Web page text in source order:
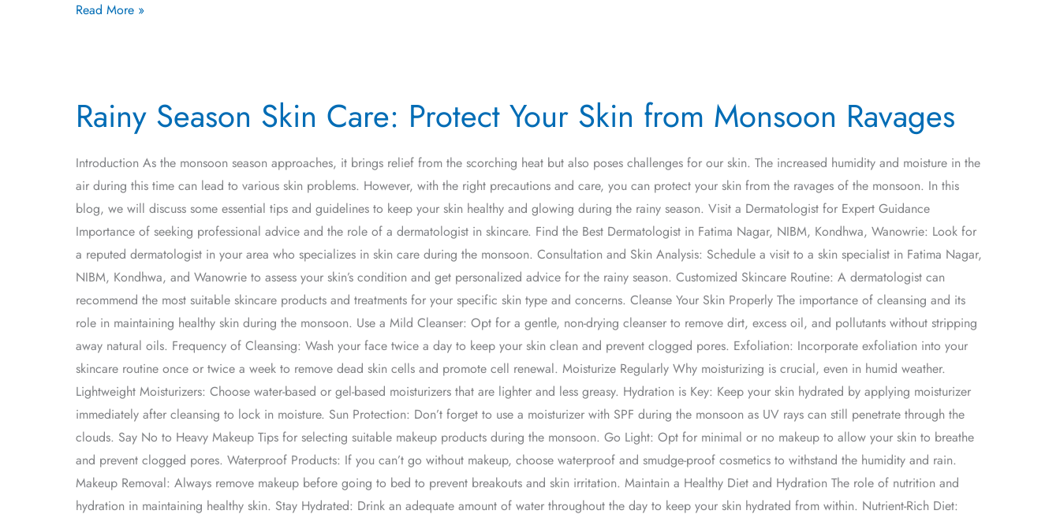
Read More »
Rainy Season Skin Care: Protect Your Skin from Monsoon Ravages
Introduction As the monsoon season approaches, it brings relief from the scorching heat but also poses challenges for our skin. The increased humidity and moisture in the
air during this time can lead to various skin problems. However, with the right precautions and care, you can protect your skin from the ravages of the monsoon. In this
blog, we will discuss some essential tips and guidelines to keep your skin healthy and glowing during the rainy season. Visit a Dermatologist for Expert Guidance
Importance of seeking professional advice and the role of a dermatologist in skincare. Find the Best Dermatologist in Fatima Nagar, NIBM, Kondhwa, Wanowrie: Look for
a reputed dermatologist in your area who specializes in skin care during the monsoon. Consultation and Skin Analysis: Schedule a visit to a skin specialist in Fatima Nagar,
NIBM, Kondhwa, and Wanowrie to assess your skin’s condition and get personalized advice for the rainy season. Customized Skincare Routine: A dermatologist can
recommend the most suitable skincare products and treatments for your specific skin type and concerns. Cleanse Your Skin Properly The importance of cleansing and its
role in maintaining healthy skin during the monsoon. Use a Mild Cleanser: Opt for a gentle, non-drying cleanser to remove dirt, excess oil, and pollutants without stripping
away natural oils. Frequency of Cleansing: Wash your face twice a day to keep your skin clean and prevent clogged pores. Exfoliation: Incorporate exfoliation into your
skincare routine once or twice a week to remove dead skin cells and promote cell renewal. Moisturize Regularly Why moisturizing is crucial, even in humid weather.
Lightweight Moisturizers: Choose water-based or gel-based moisturizers that are lighter and less greasy. Hydration is Key: Keep your skin hydrated by applying moisturizer
immediately after cleansing to lock in moisture. Sun Protection: Don’t forget to use a moisturizer with SPF during the monsoon as UV rays can still penetrate through the
clouds. Say No to Heavy Makeup Tips for selecting suitable makeup products during the monsoon. Go Light: Opt for minimal or no makeup to allow your skin to breathe
and prevent clogged pores. Waterproof Products: If you can’t go without makeup, choose waterproof and smudge-proof cosmetics to withstand the humidity and rain.
Makeup Removal: Always remove makeup before going to bed to prevent breakouts and skin irritation. Maintain a Healthy Diet and Hydration The role of nutrition and
hydration in maintaining healthy skin. Stay Hydrated: Drink an adequate amount of water throughout the day to keep your skin hydrated from within. Nutrient-Rich Diet:
Season
Skin
Care:
Protect
Your
Skin
Monsoon